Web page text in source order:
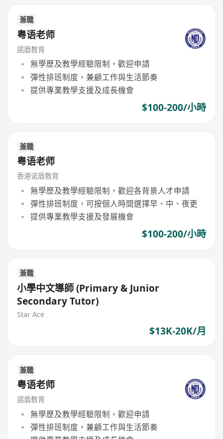
兼職
粤语老师
諾盾教育
無學歷及教學經驗限制，歡迎申請
彈性排班制度，兼顧工作與生活節奏
提供專業教學支援及成長機會
$100-200/小時
兼職
粤语老师
香港诺盾教育
無學歷及教學經驗限制，歡迎各背景人才申請
彈性排班制度，可按個人時間選擇早、中、夜更
提供專業教學支援及發展機會
$100-200/小時
兼職
小學中文導師 (Primary & Junior
Secondary Tutor)
Star Ace
$13K-20K/月
兼職
粤语老师
諾盾教育
無學歷及教學經驗限制，歡迎申請
彈性排班制度，兼顧工作與生活節奏